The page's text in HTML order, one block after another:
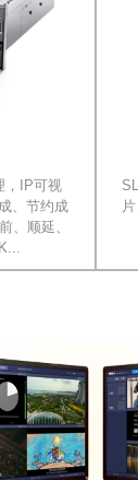
，IP可视
、节约成
、顺延、